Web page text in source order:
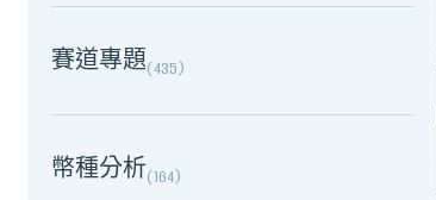
賽道專題(435)
幣種分析(164)